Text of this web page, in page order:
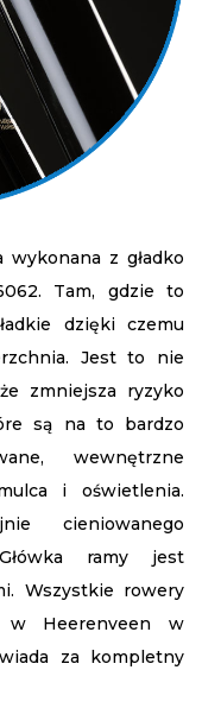
wykonana z gładko
Tam, gdzie to
dzięki czemu
Jest to nie
zmniejsza ryzyko
są na to bardzo
wewnętrzne
i oświetlenia.
cieniowanego
ramy jest
Wszystkie rowery
w Heerenveen w
za kompletny